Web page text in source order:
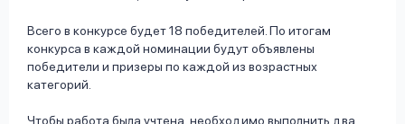
Всего в конкурсе будет 18 победителей. По итогам
конкурса в каждой номинации будут объявлены
победители и призеры по каждой из возрастных
категорий.
Чтобы работа была учтена, необходимо выполнить два